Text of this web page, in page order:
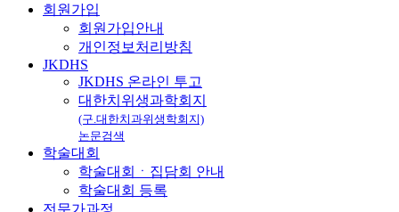
회원가입
회원가입안내
개인정보처리방침
JKDHS
JKDHS 온라인 투고
대한치위생과학회지
(구.대한치과위생학회지)
논문검색
학술대회
학술대회ㆍ집담회 안내
학술대회 등록
전문가과정